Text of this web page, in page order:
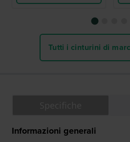
Tutti i cinturini di
Informazioni generali